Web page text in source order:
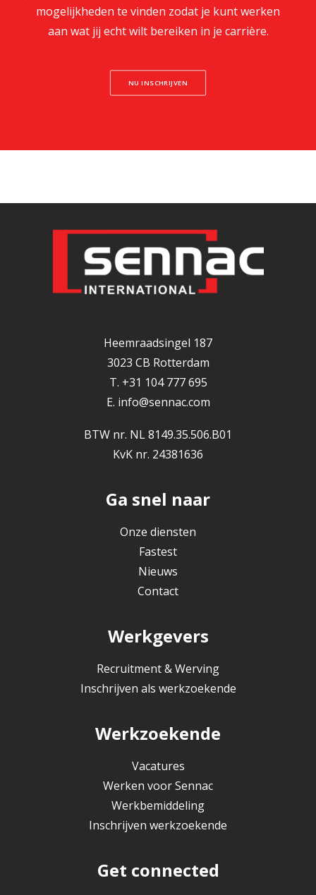
mogelijkheden te vinden zodat je kunt werken
aan wat jij echt wilt bereiken in je carrière.
NU INSCHRIJVEN
Heemraadsingel 187
3023 CB Rotterdam
T. +31 104 777 695
E. info@sennac.com
BTW nr. NL 8149.35.506.B01
KvK nr. 24381636
Ga snel naar
Onze diensten
Fastest
Nieuws
Contact
Werkgevers
Recruitment & Werving
Inschrijven als werkzoekende
Werkzoekende
Vacatures
Werken voor Sennac
Werkbemiddeling
Inschrijven werkzoekende
Get connected